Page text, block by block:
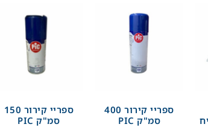
ספריי קירור 400
סמ"ק PIC
ספריי קירור 150
סמ"ק PIC